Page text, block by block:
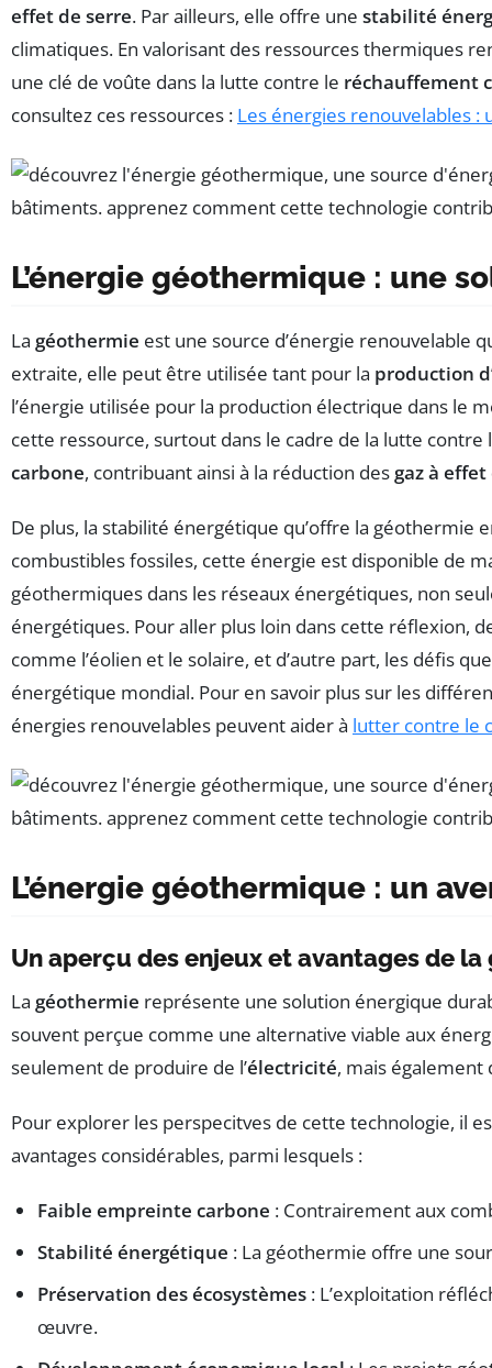
effet de serre. Par ailleurs, elle offre une stabilité
climatiques. En valorisant des ressources thermiques
une clé de voûte dans la lutte contre le réchauffement
consultez ces ressources : Les énergies renouvelables
L’énergie géothermique : une
La géothermie est une source d’énergie renouvelable
extraite, elle peut être utilisée tant pour la production
l’énergie utilisée pour la production électrique dans le
cette ressource, surtout dans le cadre de la lutte contre
carbone, contribuant ainsi à la réduction des gaz à
De plus, la stabilité énergétique qu’offre la géothermie
combustibles fossiles, cette énergie est disponible de
géothermiques dans les réseaux énergétiques, non
énergétiques. Pour aller plus loin dans cette réflexion,
comme l’éolien et le solaire, et d’autre part, les défis
énergétique mondial. Pour en savoir plus sur les
énergies renouvelables peuvent aider à lutter contre le
L’énergie géothermique : un
Un aperçu des enjeux et avantages de
La géothermie représente une solution énergique
souvent perçue comme une alternative viable aux
seulement de produire de l’électricité, mais également
Pour explorer les perspecitves de cette technologie, il
avantages considérables, parmi lesquels :
Faible empreinte carbone : Contrairement aux
Stabilité énergétique : La géothermie offre une
Préservation des écosystèmes : L’exploitation
œuvre.